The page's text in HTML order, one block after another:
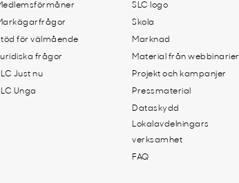
för välmående
frågor
Just nu
Unga
SLC logo
Skola
Marknad
Material från webbinarier
Projekt och kampanjer
Pressmaterial
Dataskydd
Lokalavdelningars
verksamhet
FAQ